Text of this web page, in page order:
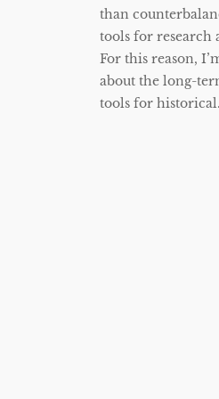
than
tools for research
For this reason,
about the long-
tools for